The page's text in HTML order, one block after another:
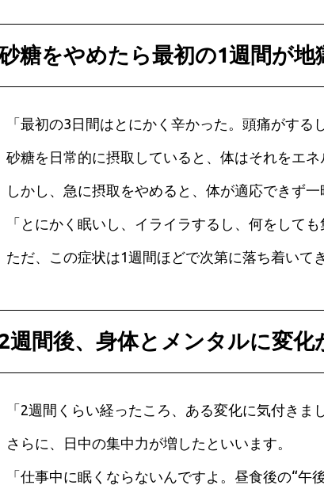
糖をやめたら最初の1週間が地
「最初の3日間はとにかく辛かった。頭痛がす
砂糖を日常的に摂取していると、体はそれをエ
しかし、急に摂取をやめると、体が適応できず
「とにかく眠いし、イライラするし、何をして
ただ、この症状は1週間ほどで次第に落ち着いて
週間後、身体とメンタルに変化
「2週間くらい経ったころ、ある変化に気付き
さらに、日中の集中力が増したといいます。
「仕事中に眠くならないんですよ。昼食後の“